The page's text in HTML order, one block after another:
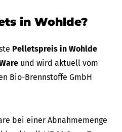
in Wohlde?
Pelletspreis in Wohlde
und wird aktuell vom
Bio-Brennstoffe GmbH
bei einer Abnahmemenge